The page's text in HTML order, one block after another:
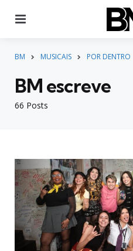
BM MUSICAIS POR DENTRO
66 Posts
BM escreve